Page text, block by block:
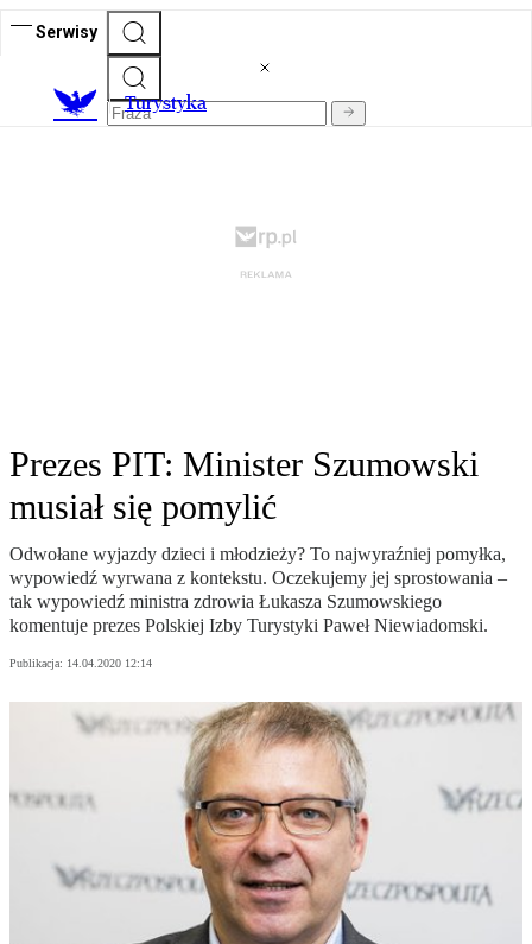
Serwisy
Turystyka
Prezes PIT: Minister Szumowski
musiał się pomylić
Odwołane wyjazdy dzieci i młodzieży? To najwyraźniej pomyłka,
wypowiedź wyrwana z kontekstu. Oczekujemy jej sprostowania –
tak wypowiedź ministra zdrowia Łukasza Szumowskiego
komentuje prezes Polskiej Izby Turystyki Paweł Niewiadomski.
Publikacja: 14.04.2020 12:14